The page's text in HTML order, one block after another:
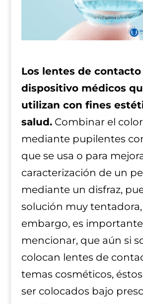
Los lentes de contacto
dispositivo médicos
utilizan con fines
salud.Combinar el
mediante pupilentes
que se usa o para
caracterización de un
mediante un disfraz,
solución muy tentadora,
embargo, es importante
mencionar, que aún si
colocan lentes de
temas cosméticos,
ser colocados bajo